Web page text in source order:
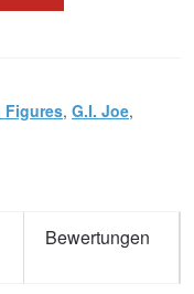
Figures, G.I. Joe,
Bewertungen